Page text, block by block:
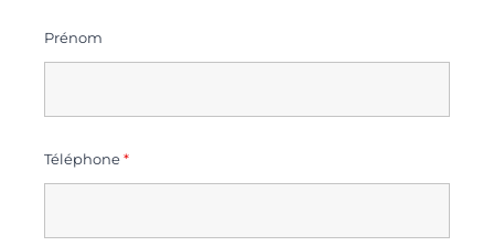
Prénom
Téléphone*